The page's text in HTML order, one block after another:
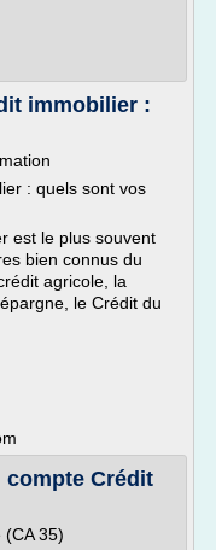
immobilier :
: quels sont vos
est le plus souvent
bien connus du
agricole, la
le Crédit du
compte Crédit
(CA 35)